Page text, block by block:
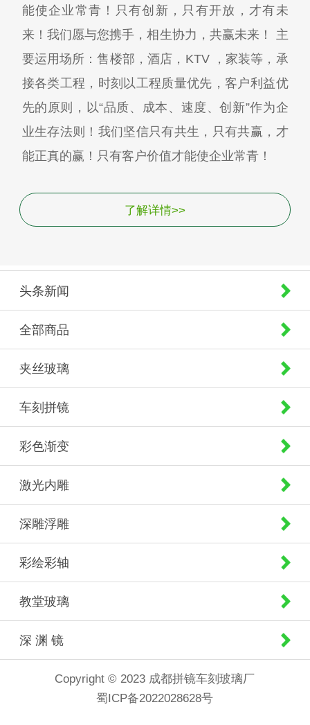
能使企业常青！只有创新，只有开放，才有未
来！我们愿与您携手，相生协力，共赢未来！ 主
要运用场所：售楼部，酒店，KTV ，家装等，承
接各类工程，时刻以工程质量优先，客户利益优
先的原则，以“品质、成本、速度、创新”作为企
业生存法则！我们坚信只有共生，只有共赢，才
能正真的赢！只有客户价值才能使企业常青！
了解详情>>
头条新闻
全部商品
夹丝玻璃
车刻拼镜
彩色渐变
激光内雕
深雕浮雕
彩绘彩轴
教堂玻璃
深 渊 镜
Copyright © 2023 成都拼镜车刻玻璃厂
蜀ICP备2022028628号